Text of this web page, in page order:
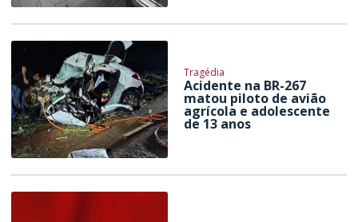
Tragédia
Acidente na BR-267
matou piloto de avião
agrícola e adolescente
de 13 anos